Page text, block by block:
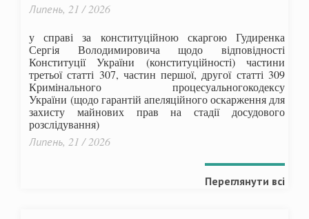
Липень, 21 / 2026
у справі за конституційною скаргою Гудиренка
Сергія Володимировича щодо відповідності
Конституції України (конституційності) частини
третьої статті 307, частин першої, другої статті 309
Кримінального процесуальногокодексу
України (щодо гарантій апеляційного оскарження для
захисту майнових прав на стадії досудового
розслідування)
Липень, 21 / 2026
Переглянути всі